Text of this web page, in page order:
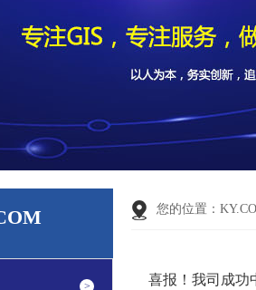
您的位置：
喜报！我司成功